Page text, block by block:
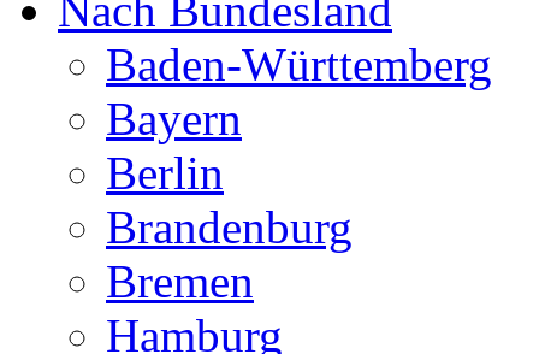
Baden-Württemberg
Bayern
Berlin
Brandenburg
Bremen
Hamburg